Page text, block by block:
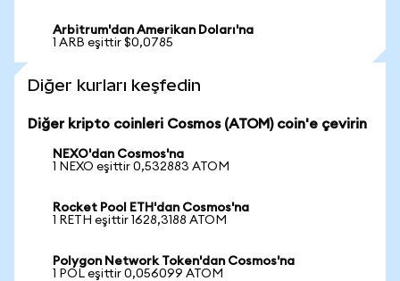
Arbitrum'dan Amerikan Doları'na
1 ARB eşittir $0,0785
Diğer kurları keşfedin
Diğer kripto coinleri Cosmos (ATOM) coin'e çevirin
NEXO'dan Cosmos'na
1 NEXO eşittir 0,532883 ATOM
Rocket Pool ETH'dan Cosmos'na
1 RETH eşittir 1628,3188 ATOM
Polygon Network Token'dan Cosmos'na
1 POL eşittir 0,056099 ATOM